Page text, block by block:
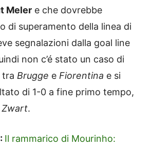
Meler e che dovrebbe
di superamento della linea di
segnalazioni dalla goal line
non c’é stato un caso di
tra Brugge e Fiorentina e si
di 1-0 a fine primo tempo,
Zwart.
Il rammarico di Mourinho: